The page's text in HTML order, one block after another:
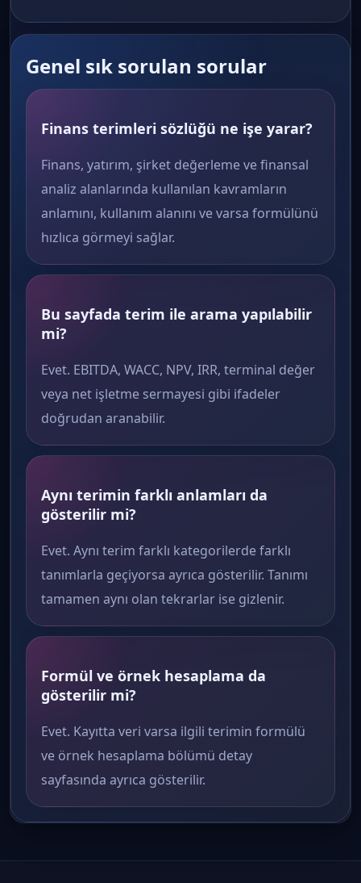
Genel sık sorulan sorular
Finans terimleri sözlüğü ne işe yarar?
Finans, yatırım, şirket değerleme ve finansal
analiz alanlarında kullanılan kavramların
anlamını, kullanım alanını ve varsa formülünü
hızlıca görmeyi sağlar.
Bu sayfada terim ile arama yapılabilir
mi?
Evet. EBITDA, WACC, NPV, IRR, terminal değer
veya net işletme sermayesi gibi ifadeler
doğrudan aranabilir.
Aynı terimin farklı anlamları da
gösterilir mi?
Evet. Aynı terim farklı kategorilerde farklı
tanımlarla geçiyorsa ayrıca gösterilir. Tanımı
tamamen aynı olan tekrarlar ise gizlenir.
Formül ve örnek hesaplama da
gösterilir mi?
Evet. Kayıtta veri varsa ilgili terimin formülü
ve örnek hesaplama bölümü detay
sayfasında ayrıca gösterilir.